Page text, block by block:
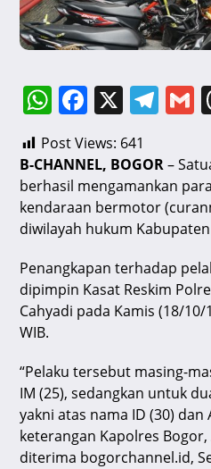
W
h
at
s
A
p
p
F
c
e
b
o
o
k
X T
e
gr
a
m
l
Post Views: 641
B-CHANNEL, BOGOR–
berhasil mengamankan
kendaraan bermotor
diwilayah hukum
Penangkapan terhadap
dipimpin Kasat Reskim
Cahyadi pada Kamis (18/
WIB.
“Pelaku tersebut masing-
IM (25), sedangkan untuk
yakni atas nama ID (30) dan
keterangan Kapolres Bogor,
diterima bogorchannel.id,